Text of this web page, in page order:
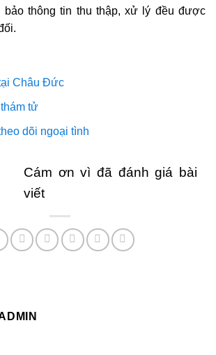
bảo thông tin thu thập, xử lý đều được
Châu Đức
tử
dõi ngoại tình
Cám ơn vì đã đánh giá bài
viết